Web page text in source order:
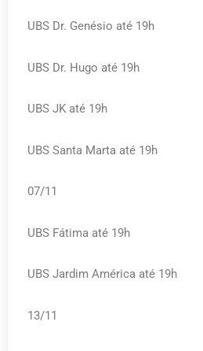
UBS Dr. Genésio até 19h
UBS Dr. Hugo até 19h
UBS JK até 19h
UBS Santa Marta até 19h
07/11
UBS Fátima até 19h
UBS Jardim América até 19h
13/11